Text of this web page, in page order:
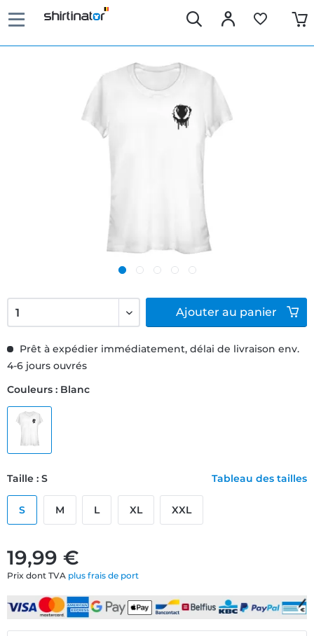
19,99 €
Prix dont TVA plus frais de port
Prêt à expédier immédiatement, délai de livraison env.
4-6 jours ouvrés
Couleurs : Blanc
Taille : S Tableau des tailles
S M L XL XXL
Ajouter au panier